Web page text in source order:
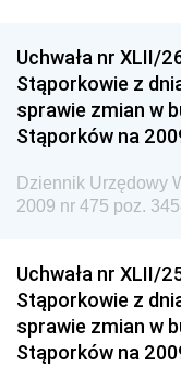
Dziennik
Dziennik
Wewnętrznego
Dziennik
Dziennik
Krajowych i
Dziennik
Uchwała nr XLII/
Stąporkowie z
sprawie zmian w
Stąporków na
Dziennik Urzędowy
2009 nr 475 poz.
Uchwała nr XLII/
Stąporkowie z
sprawie zmian w
Stąporków na